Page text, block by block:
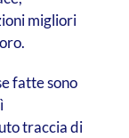
migliori
fatte sono
traccia di